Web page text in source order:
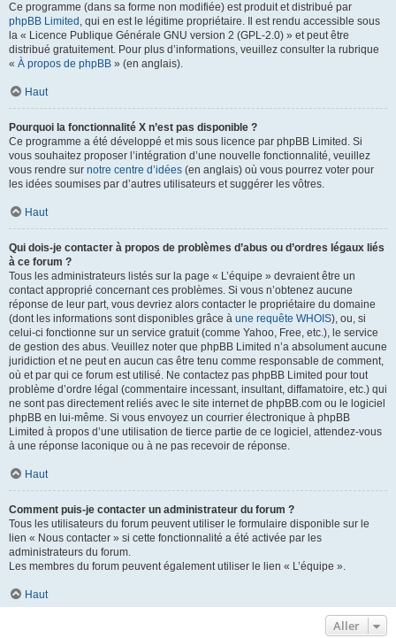
Ce programme (dans sa forme non modifiée) est produit et distribué par
phpBB Limited , qui en est le légitime propriétaire. Il est rendu accessible sous
la « Licence Publique Générale GNU version 2 (GPL-2.0) » et peut être
distribué gratuitement. Pour plus d’informations, veuillez consulter la rubrique
« À propos de phpBB » (en anglais).
Haut
Pourquoi la fonctionnalité X n’est pas disponible ?
Ce programme a été développé et mis sous licence par phpBB Limited. Si
vous souhaitez proposer l’intégration d’une nouvelle fonctionnalité, veuillez
vous rendre sur notre centre d’idées (en anglais) où vous pourrez voter pour
les idées soumises par d’autres utilisateurs et suggérer les vôtres.
Haut
Qui dois-je contacter à propos de problèmes d’abus ou d’ordres légaux liés
à ce forum ?
Tous les administrateurs listés sur la page « L’équipe » devraient être un
contact approprié concernant ces problèmes. Si vous n’obtenez aucune
réponse de leur part, vous devriez alors contacter le propriétaire du domaine
(dont les informations sont disponibles grâce à une requête WHOIS), ou, si
celui-ci fonctionne sur un service gratuit (comme Yahoo, Free, etc.), le service
de gestion des abus. Veuillez noter que phpBB Limited n’a absolument aucune
juridiction et ne peut en aucun cas être tenu comme responsable de comment,
où et par qui ce forum est utilisé. Ne contactez pas phpBB Limited pour tout
problème d’ordre légal (commentaire incessant, insultant, diffamatoire, etc.) qui
ne sont pas directement reliés avec le site internet de phpBB.com ou le logiciel
phpBB en lui-même. Si vous envoyez un courrier électronique à phpBB
Limited à propos d’une utilisation de tierce partie de ce logiciel, attendez-vous
à une réponse laconique ou à ne pas recevoir de réponse.
Haut
Comment puis-je contacter un administrateur du forum ?
Tous les utilisateurs du forum peuvent utiliser le formulaire disponible sur le
lien « Nous contacter » si cette fonctionnalité a été activée par les
administrateurs du forum.
Les membres du forum peuvent également utiliser le lien « L’équipe ».
Haut
Aller